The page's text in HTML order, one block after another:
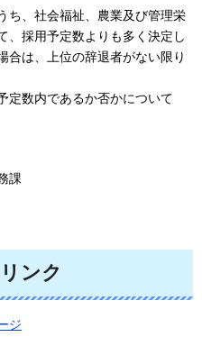
ち、社会福祉、農業及び管理栄
、採用予定数よりも多く決定し
合は、上位の辞退者がない限り
定数内であるか否かについて
課
ンク
ジ